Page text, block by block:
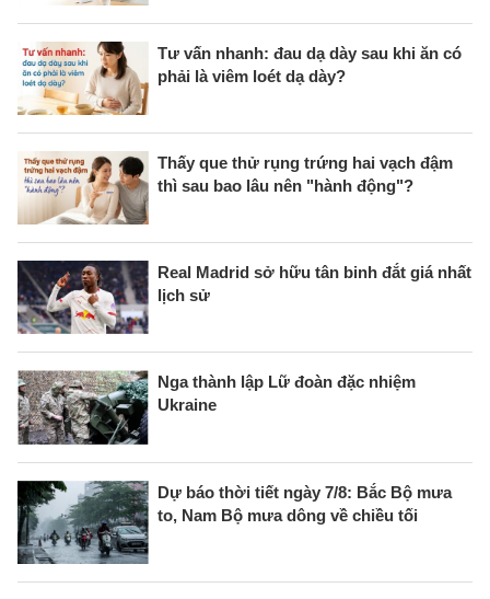
Tư vấn nhanh: đau dạ dày sau khi ăn có
phải là viêm loét dạ dày?
Thấy que thử rụng trứng hai vạch đậm
thì sau bao lâu nên "hành động"?
Real Madrid sở hữu tân binh đắt giá nhất
lịch sử
Nga thành lập Lữ đoàn đặc nhiệm
Ukraine
Dự báo thời tiết ngày 7/8: Bắc Bộ mưa
to, Nam Bộ mưa dông về chiều tối